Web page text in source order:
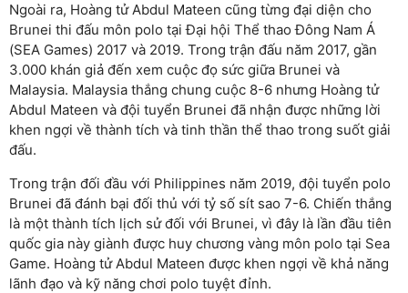
Ngoài ra, Hoàng tử Abdul Mateen cũng từng đại diện cho
Brunei thi đấu môn polo tại Đại hội Thể thao Đông Nam Á
(SEA Games) 2017 và 2019. Trong trận đấu năm 2017, gần
3.000 khán giả đến xem cuộc đọ sức giữa Brunei và
Malaysia. Malaysia thắng chung cuộc 8-6 nhưng Hoàng tử
Abdul Mateen và đội tuyển Brunei đã nhận được những lời
khen ngợi về thành tích và tinh thần thể thao trong suốt giải
đấu.
Trong trận đối đầu với Philippines năm 2019, đội tuyển polo
Brunei đã đánh bại đối thủ với tỷ số sít sao 7-6. Chiến thắng
là một thành tích lịch sử đối với Brunei, vì đây là lần đầu tiên
quốc gia này giành được huy chương vàng môn polo tại Sea
Game. Hoàng tử Abdul Mateen được khen ngợi về khả năng
lãnh đạo và kỹ năng chơi polo tuyệt đỉnh.